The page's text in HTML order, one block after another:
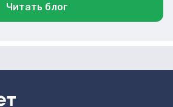
Читать блог